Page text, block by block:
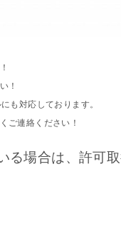
！
！
も対応しております。
ご連絡ください！
る場合は、許可